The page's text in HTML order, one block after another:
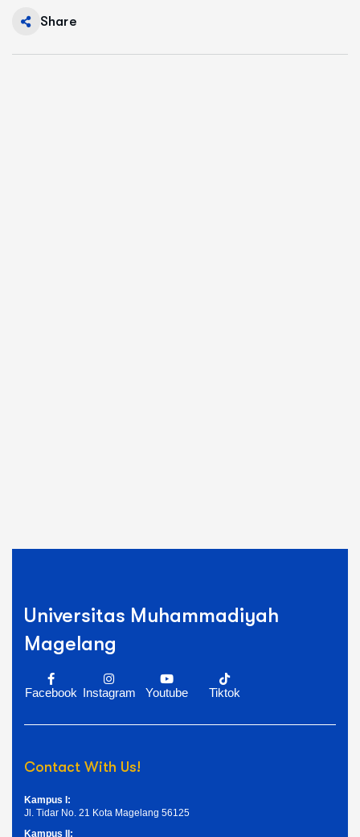
Share
Universitas Muhammadiyah
Magelang
Facebook Instagram Youtube Tiktok
Contact With Us!
Kampus I:
Jl. Tidar No. 21 Kota Magelang 56125
Kampus II: